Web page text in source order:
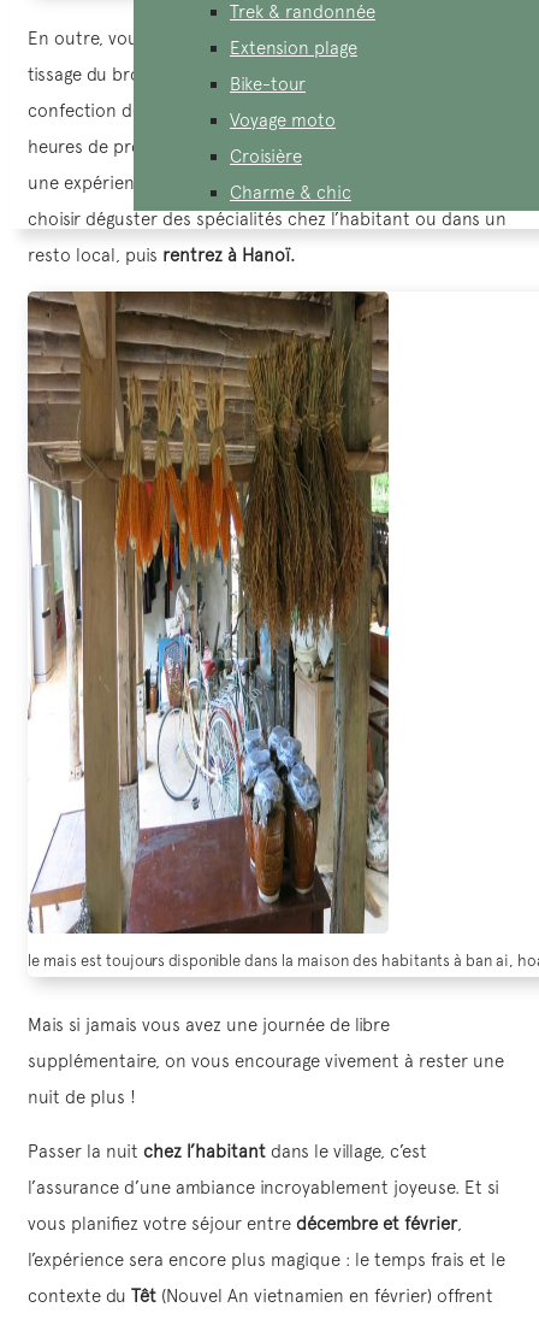
Trek & randonnée
Extension plage
Bike-tour
Voyage moto
Croisière
Charme & chic
En outre, vous pouvez découvrir l’artisanat local
tissage du brocart, la vannerie, le filage de soie ou la
confection de vêtements traditionnels. Ainsi, quelques
heures de promenade dans le village d’Ai, cela vous offre
une expérience toute simple et sans fatigue. Vous pouvez
choisir déguster des spécialités chez l’habitant ou dans un
resto local, puis rentrez à Hanoï.
le mais est toujours disponible dans la maison des habitants à ban ai,
Mais si jamais vous avez une journée de libre
supplémentaire, on vous encourage vivement à rester une
nuit de plus !
Passer la nuit chez l’habitant dans le village, c’est
l’assurance d’une ambiance incroyablement joyeuse. Et si
vous planifiez votre séjour entre décembre et février,
l’expérience sera encore plus magique : le temps frais et le
contexte du Têt (Nouvel An vietnamien en février) offrent